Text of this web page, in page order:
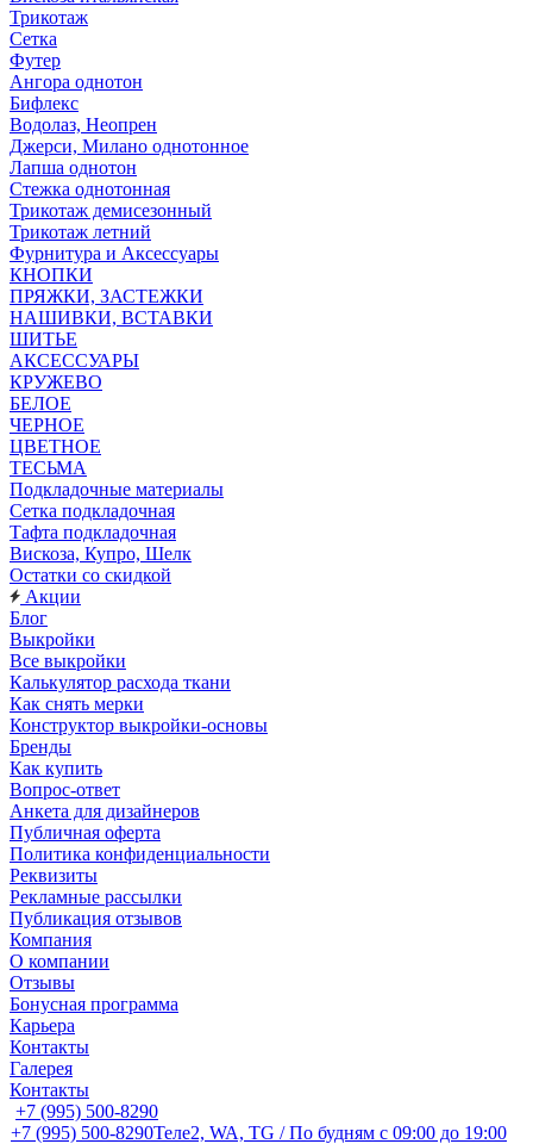
Трикотаж
Сетка
Футер
Ангора однотон
Бифлекс
Водолаз, Неопрен
Джерси, Милано однотонное
Лапша однотон
Стежка однотонная
Трикотаж демисезонный
Трикотаж летний
Фурнитура и Аксессуары
КНОПКИ
ПРЯЖКИ, ЗАСТЕЖКИ
НАШИВКИ, ВСТАВКИ
ШИТЬЕ
АКСЕССУАРЫ
КРУЖЕВО
БЕЛОЕ
ЧЕРНОЕ
ЦВЕТНОЕ
ТЕСЬМА
Подкладочные материалы
Сетка подкладочная
Тафта подкладочная
Вискоза, Купро, Шелк
Остатки со скидкой
Акции
Блог
Выкройки
Все выкройки
Калькулятор расхода ткани
Как снять мерки
Конструктор выкройки-основы
Бренды
Как купить
Вопрос-ответ
Анкета для дизайнеров
Публичная оферта
Политика конфиденциальности
Реквизиты
Рекламные рассылки
Публикация отзывов
Компания
О компании
Отзывы
Бонусная программа
Карьера
Контакты
Галерея
Контакты
+7 (995) 500-8290
+7 (995) 500-8290Теле2, WA, TG / По будням c 09:00 до 19:00